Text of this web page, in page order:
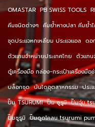
OMASTAR PB SWISS TOOLS
คีมชนิดต่างๆ คีมย้ำหางปลา คีมย้ำ
ชุดประแจหกเหลี่ยม ประแจแอล ดอ
ตัวแทนจำหน่ายประเทศไทย ตัวแท
ตู้เครื่องมือ กล่อง-กระเป๋าเครื่องมือ
บล็อกชุด บันไดอุตสาหกรรม ประ
ปั๊ม TSURUMI ปั๊ม ซูรูมิ ปั๊มจุ่ม
ปั๊มซูรูมิ ปั๊มดูดโคลน tsurumi